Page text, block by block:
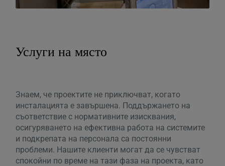
Услуги на място
Знаем, че проектите не приключват, когато
инсталацията е завършена. Поддържането на
съответствие с нормативните изисквания,
осигуряването на ефективна работа на системите
и подкрепата на персонала са постоянни
проблеми. Нашите клиенти могат да се чувстват
спокойни по време на тази фаза на проекта, като